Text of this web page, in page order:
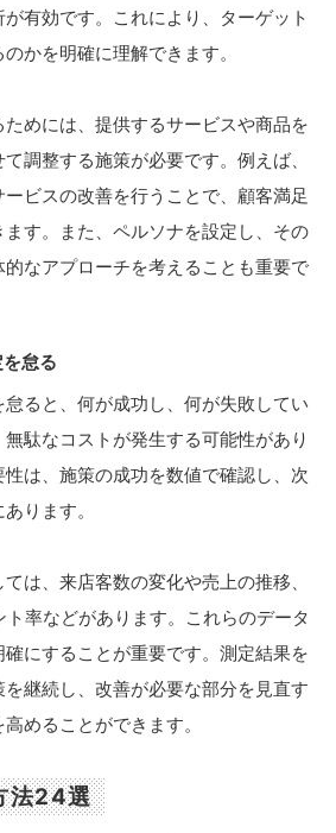
有効です。これにより、ターゲット
かを明確に理解できます。
ためには、提供するサービスや商品を
調整する施策が必要です。例えば、
ビスの改善を行うことで、顧客満足
す。また、ペルソナを設定し、その
なアプローチを考えることも重要で
怠る
ると、何が成功し、何が失敗してい
駄なコストが発生する可能性があり
性は、施策の成功を数値で確認し、次
ります。
は、来店客数の変化や売上の推移、
率などがあります。これらのデータ
にすることが重要です。測定結果を
を継続し、改善が必要な部分を見直す
めることができます。
法24選